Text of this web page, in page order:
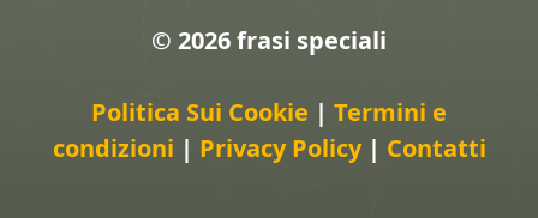
© 2026 frasi speciali
Politica Sui Cookie | Termini e
condizioni | Privacy Policy | Contatti